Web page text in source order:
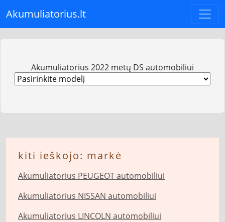
Akumuliatorius.lt
Akumuliatorius 2022 metų DS automobiliui
kiti ieškojo: markė
Akumuliatorius PEUGEOT automobiliui
Akumuliatorius NISSAN automobiliui
Akumuliatorius LINCOLN automobiliui